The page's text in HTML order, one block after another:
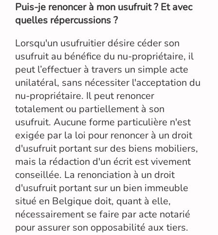
Puis-je renoncer à mon usufruit ? Et avec
quelles répercussions ?
Lorsqu'un usufruitier désire céder son
usufruit au bénéfice du nu-propriétaire, il
peut l’effectuer à travers un simple acte
unilatéral, sans nécessiter l'acceptation du
nu-propriétaire. Il peut renoncer
totalement ou partiellement à son
usufruit. Aucune forme particulière n'est
exigée par la loi pour renoncer à un droit
d'usufruit portant sur des biens mobiliers,
mais la rédaction d'un écrit est vivement
conseillée. La renonciation à un droit
d'usufruit portant sur un bien immeuble
situé en Belgique doit, quant à elle,
nécessairement se faire par acte notarié
pour assurer son opposabilité aux tiers.